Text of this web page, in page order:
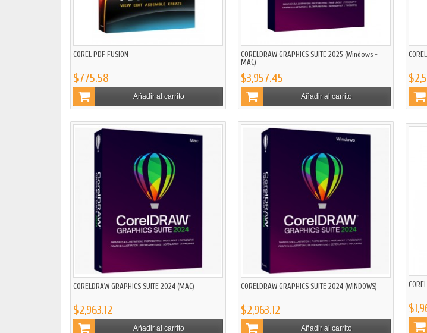
COREL PDF FUSION
$775.58
Añadir al carrito
CORELDRAW GRAPHICS SUITE 2025 (Windows -
MAC)
$3,957.45
Añadir al carrito
CORELDRAW GRAPHICS SUITE 2024 (MAC)
$2,963.12
Añadir al carrito
CORELDRAW GRAPHICS SUITE 2024 (WINDOWS)
$2,963.12
Añadir al carrito